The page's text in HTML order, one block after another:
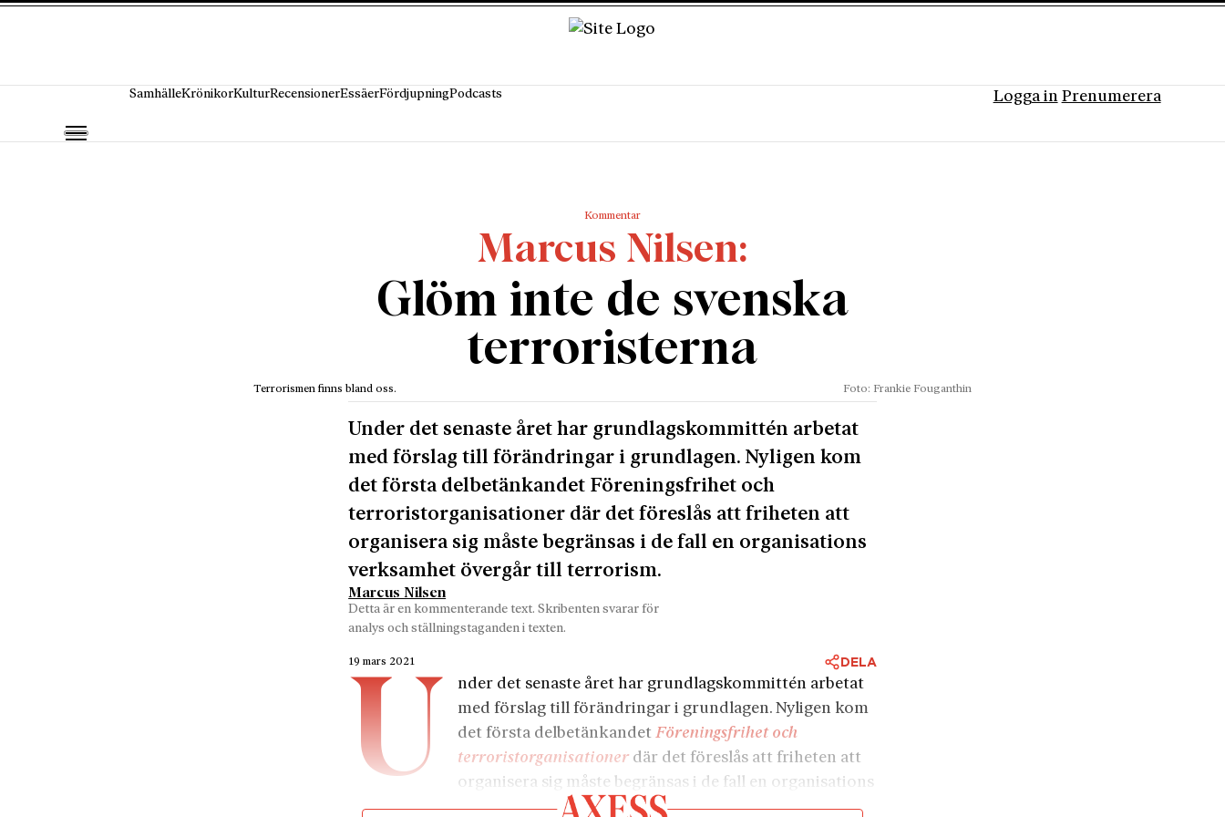
SamhälleKrönikorKulturRecensionerEssäerFördjupningPodcasts Logga in Prenumerera
Kommentar
Marcus Nilsen
Glöm inte de svenska
terroristerna
Terrorismen finns bland oss. Foto: Frankie Fouganthin
Under det senaste året har grundlagskommittén arbetat
med förslag till förändringar i grundlagen. Nyligen kom
det första delbetänkandet Föreningsfrihet och
terroristorganisationer där det föreslås att friheten att
organisera sig måste begränsas i de fall en organisations
verksamhet övergår till terrorism.
Marcus Nilsen
Detta är en kommenterande text. Skribenten svarar för
analys och ställningstaganden i texten.
19 mars 2021 DELA
U
nder det senaste året har grundlagskommittén arbetat
med förslag till förändringar i grundlagen. Nyligen kom
det första delbetänkandetFöreningsfrihet och
terroristorganisationer där det föreslås att friheten att
organisera sig måste begränsas i de fall en organisations
verksamhet övergår till terrorism. Men förslaget kommer att bli